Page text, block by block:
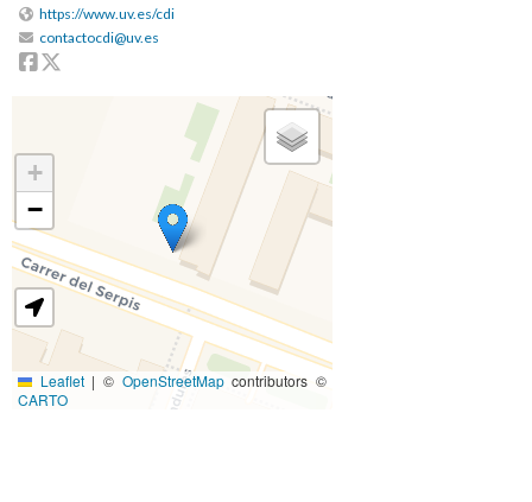
https://www.uv.es/cdi
contactocdi@uv.es
Facebook
+
−
Leaflet | © OpenStreetMapcontributors ©
CARTO